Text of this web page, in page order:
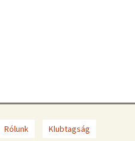
Rólunk Klubtagság